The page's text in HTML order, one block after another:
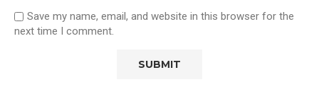
Save my name, email, and website in this browser for the
next time I comment.